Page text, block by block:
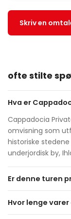
Skriv en
ofte stilte
Hva er
Cappadocia
omvisning som
historiske
underjordisk by,
Er denne turen
din gruppe.
Hvor lenge